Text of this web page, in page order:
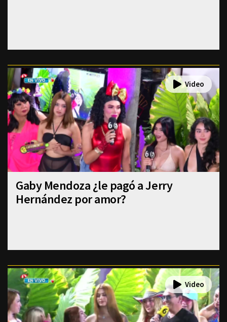
Gaby Mendoza ¿le pagó a Jerry
Hernández por amor?